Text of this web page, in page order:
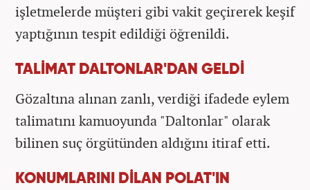
işletmelerde müşteri gibi vakit geçirerek keşif
yaptığının tespit edildiği öğrenildi.
TALİMAT DALTONLAR'DAN GELDİ
Gözaltına alınan zanlı, verdiği ifadede eylem
talimatını kamuoyunda "Daltonlar" olarak
bilinen suç örgütünden aldığını itiraf etti.
KONUMLARINI DİLAN POLAT'IN